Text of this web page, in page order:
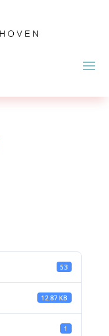
53
12.87 KB
1